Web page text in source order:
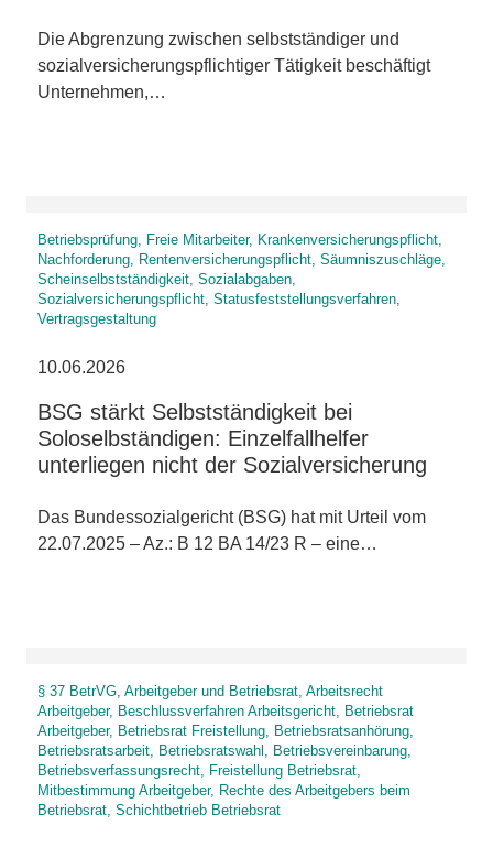
Die Abgrenzung zwischen selbstständiger und
sozialversicherungspflichtiger Tätigkeit beschäftigt
Unternehmen,…
Betriebsprüfung, Freie Mitarbeiter, Krankenversicherungspflicht,
Nachforderung, Rentenversicherungspflicht, Säumniszuschläge,
Scheinselbstständigkeit, Sozialabgaben,
Sozialversicherungspflicht, Statusfeststellungsverfahren,
Vertragsgestaltung
10.06.2026
BSG stärkt Selbstständigkeit bei
Soloselbständigen: Einzelfallhelfer
unterliegen nicht der Sozialversicherung
Das Bundessozialgericht (BSG) hat mit Urteil vom
22.07.2025 – Az.: B 12 BA 14/23 R – eine…
§ 37 BetrVG, Arbeitgeber und Betriebsrat, Arbeitsrecht
Arbeitgeber, Beschlussverfahren Arbeitsgericht, Betriebsrat
Arbeitgeber, Betriebsrat Freistellung, Betriebsratsanhörung,
Betriebsratsarbeit, Betriebsratswahl, Betriebsvereinbarung,
Betriebsverfassungsrecht, Freistellung Betriebsrat,
Mitbestimmung Arbeitgeber, Rechte des Arbeitgebers beim
Betriebsrat, Schichtbetrieb Betriebsrat